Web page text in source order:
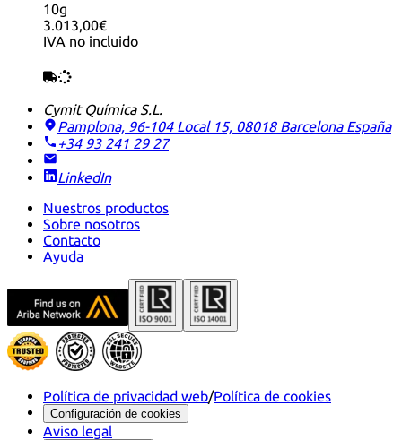
10g
3.013,00€
IVA no incluido
Cymit Química S.L.
Pamplona, 96-104 Local 15, 08018 Barcelona España
+34 93 241 29 27
LinkedIn
Nuestros productos
Sobre nosotros
Contacto
Ayuda
Política de privacidad web/Política de cookies
Configuración de cookies
Aviso legal